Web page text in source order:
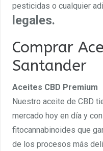
pesticidas o cualquier
legales.
Comprar
Santander
Aceites CBD Premium
Nuestro aceite de CBD
mercado hoy en día y
fitocannabinoides que
de los procesos más